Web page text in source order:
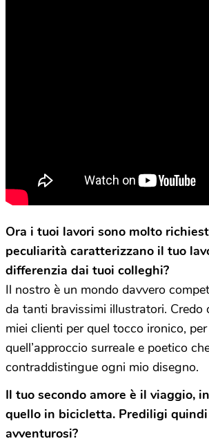
Ora i tuoi lavori sono molto
peculiarità caratterizzano il tuo
differenzia dai tuoi colleghi?
Il nostro è un mondo davvero
da tanti bravissimi illustratori. Credo
miei clienti per quel tocco ironico, per
quell’approccio surreale e poetico
contraddistingue ogni mio disegno.
Il tuo secondo amore è il viaggio,
quello in bicicletta. Prediligi
avventurosi?